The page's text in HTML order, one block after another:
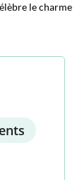
le charme